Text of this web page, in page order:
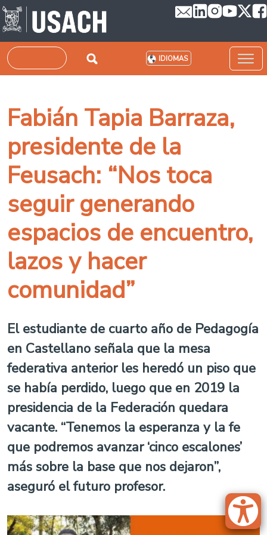
Pasar al contenido principal
Buscar IDIOMAS
Fabián Tapia Barraza,
presidente de la
Feusach: “Nos toca
seguir generando
espacios de encuentro,
lazos y hacer
comunidad”
El estudiante de cuarto año de Pedagogía
en Castellano señala que la mesa
federativa anterior les heredó un piso que
se había perdido, luego que en 2019 la
presidencia de la Federación quedara
vacante. “Tenemos la esperanza y la fe
que podremos avanzar ‘cinco escalones’
más sobre la base que nos dejaron”,
aseguró el futuro profesor.